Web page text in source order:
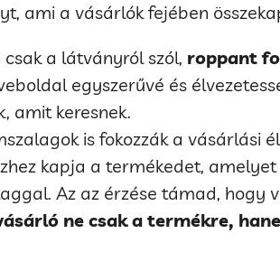
ami a vásárlók fejében
a látványról szól, roppant
egyszerűvé és
amit keresnek.
is fokozzák a vásárlási
kapja a termékedet,
Az az érzése támad, hogy
ne csak a termékre,